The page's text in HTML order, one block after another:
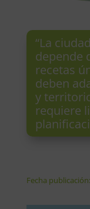
“La
depende
recetas
deben
y
requiere
Fecha